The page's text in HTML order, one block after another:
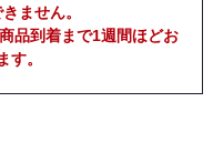
ません。
品到着まで1週間ほどお
す。